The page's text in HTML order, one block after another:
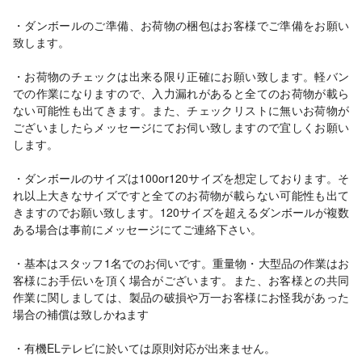
・ダンボールのご準備、お荷物の梱包はお客様でご準備をお願い
致します。
・お荷物のチェックは出来る限り正確にお願い致します。軽バン
での作業になりますので、入力漏れがあると全てのお荷物が載ら
ない可能性も出てきます。また、チェックリストに無いお荷物が
ございましたらメッセージにてお伺い致しますので宜しくお願い
します。
・ダンボールのサイズは100or120サイズを想定しております。そ
れ以上大きなサイズですと全てのお荷物が載らない可能性も出て
きますのでお願い致します。120サイズを超えるダンボールが複数
ある場合は事前にメッセージにてご連絡下さい。
・基本はスタッフ1名でのお伺いです。重量物・大型品の作業はお
客様にお手伝いを頂く場合がございます。また、お客様との共同
作業に関しましては、製品の破損や万一お客様にお怪我があった
場合の補償は致しかねます
・有機ELテレビに於いては原則対応が出来ません。